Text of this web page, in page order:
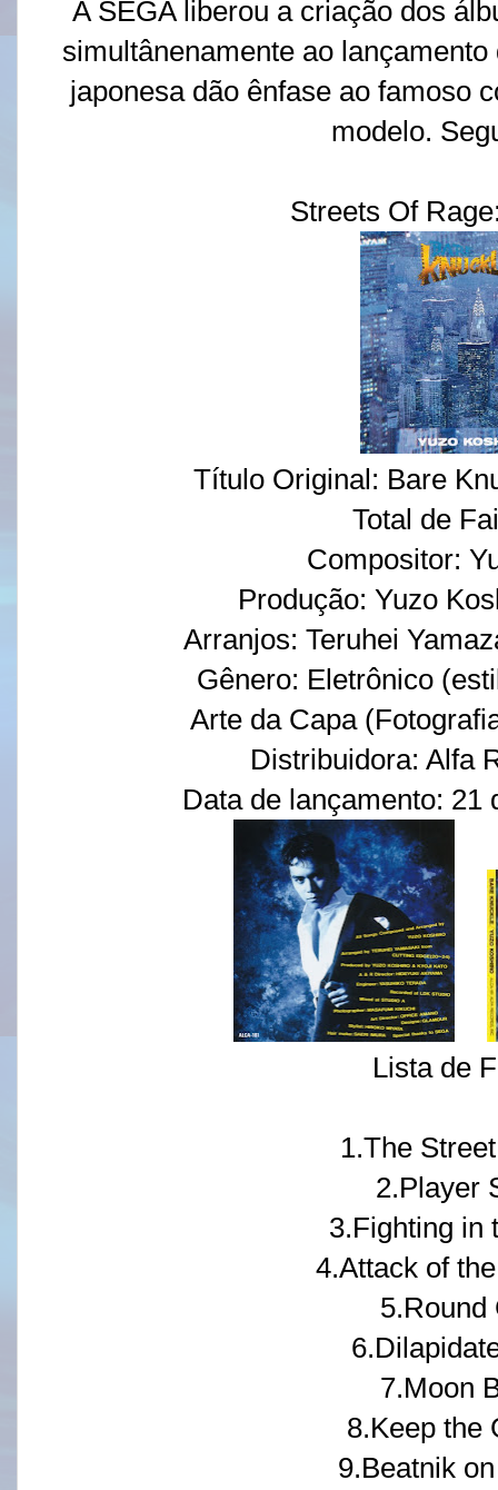
A SEGA liberou a criação dos
simultânenamente ao
japonesa dão ênfase ao famoso
modelo.
Streets Of
Título Original: Bare
Total de
Compositor:
Produção: Yuzo
Arranjos: Teruhei
Gênero: Eletrônico
Arte da Capa
Distribuidora: Alfa
Data de lançamento: 21
Lista de
1.The
2.Player
3.Fighting in
4.Attack of
5.Round
7.Moon
8.Keep the
9.Beatnik